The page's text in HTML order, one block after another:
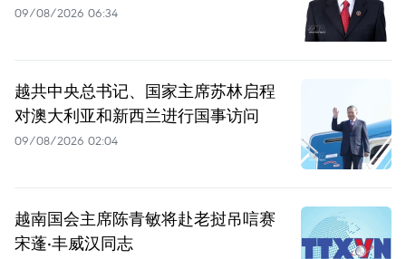
09/08/2026 06:34
越共中央总书记、国家主席苏林启程
对澳大利亚和新西兰进行国事访问
09/08/2026 02:04
越南国会主席陈青敏将赴老挝吊唁赛
宋蓬·丰威汉同志